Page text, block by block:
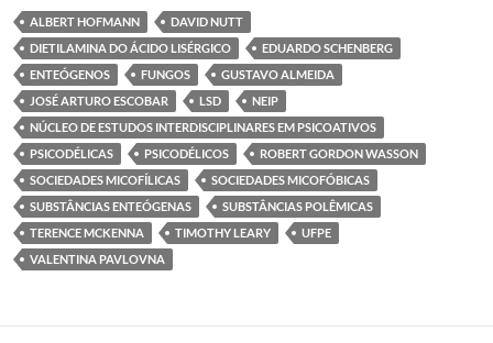
ALBERT HOFMANN
DAVID NUTT
DIETILAMINA DO ÁCIDO LISÉRGICO
EDUARDO SCHENBERG
ENTEÓGENOS
FUNGOS
GUSTAVO ALMEIDA
JOSÉ ARTURO ESCOBAR
LSD
NEIP
NÚCLEO DE ESTUDOS INTERDISCIPLINARES EM PSICOATIVOS
PSICODÉLICAS
PSICODÉLICOS
ROBERT GORDON WASSON
SOCIEDADES MICOFÍLICAS
SOCIEDADES MICOFÓBICAS
SUBSTÂNCIAS ENTEÓGENAS
SUBSTÂNCIAS POLÊMICAS
TERENCE MCKENNA
TIMOTHY LEARY
UFPE
VALENTINA PAVLOVNA